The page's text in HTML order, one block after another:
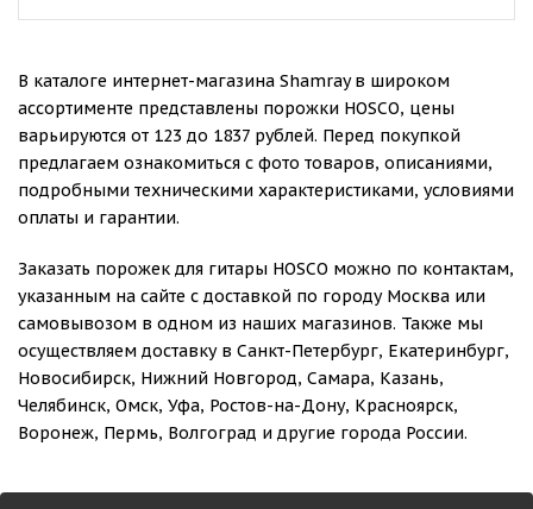
В каталоге интернет-магазина Shamray в широком
ассортименте представлены порожки HOSCO, цены
варьируются от 123 до 1837 рублей. Перед покупкой
предлагаем ознакомиться с фото товаров, описаниями,
подробными техническими характеристиками, условиями
оплаты и гарантии.
Заказать порожек для гитары HOSCO можно по контактам,
указанным на сайте с доставкой по городу Москва или
самовывозом в одном из наших магазинов. Также мы
осуществляем доставку в Санкт-Петербург, Екатеринбург,
Новосибирск, Нижний Новгород, Самара, Казань,
Челябинск, Омск, Уфа, Ростов-на-Дону, Красноярск,
Воронеж, Пермь, Волгоград и другие города России.